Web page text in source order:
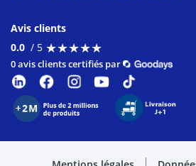
Avis clients
0.0 / 5 ★★★★★
★★★★★
0 avis clients certifiés par